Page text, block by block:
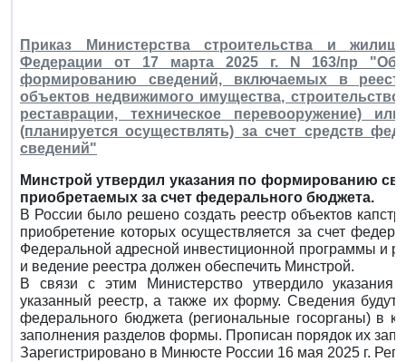
Приказ Министерства строительства и
Федерации от 17 марта 2025 г. N 163/пр "Об
формированию сведений, включаемых в реестр
объектов недвижимого имущества,
реставрации, техническое перевооружение)
(планируется осуществлять) за счет средств
сведений"
Минстрой утвердил указания по формированию
приобретаемых за счет федерального бюджета.
В России было решено создать реестр объектов
приобретение которых осуществляется за счет
Федеральной адресной инвестиционной программы и
и ведение реестра должен обеспечить Минстрой.
В связи с этим Министерство утвердило
указанный реестр, а также их форму. Сведения
федерального бюджета (региональные госорганы) в
заполнения разделов формы. Прописан порядок их
Зарегистрировано в Минюсте России 16 мая 2025 г.